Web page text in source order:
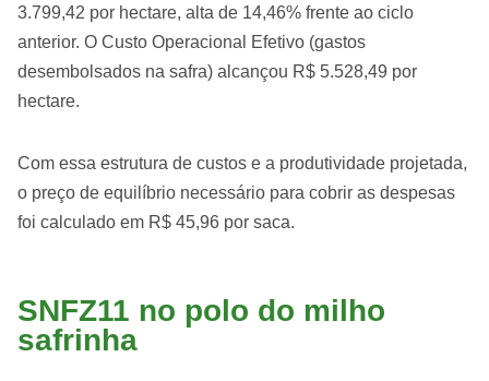
3.799,42 por hectare, alta de 14,46% frente ao ciclo
anterior. O Custo Operacional Efetivo (gastos
desembolsados na safra) alcançou R$ 5.528,49 por
hectare.
Com essa estrutura de custos e a produtividade projetada,
o preço de equilíbrio necessário para cobrir as despesas
foi calculado em R$ 45,96 por saca.
SNFZ11 no polo do milho
safrinha